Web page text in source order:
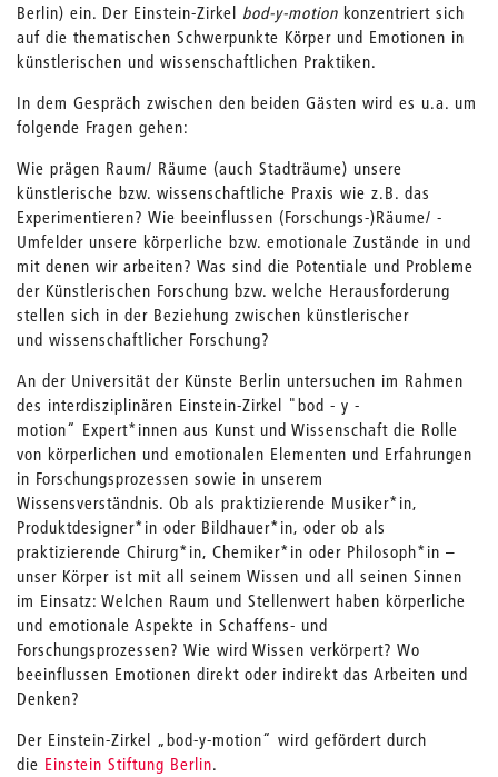
Berlin) ein. Der Einstein-Zirkel bod-y-motion konzentriert sich
auf die thematischen Schwerpunkte Körper und Emotionen in
künstlerischen und wissenschaftlichen Praktiken.
In dem Gespräch zwischen den beiden Gästen wird es u.a. um
folgende Fragen gehen:
Wie prägen Raum/ Räume (auch Stadträume) unsere
künstlerische bzw. wissenschaftliche Praxis wie z.B. das
Experimentieren? Wie beeinflussen (Forschungs-)Räume/ -
Umfelder unsere körperliche bzw. emotionale Zustände in und
mit denen wir arbeiten? Was sind die Potentiale und Probleme
der Künstlerischen Forschung bzw. welche Herausforderung
stellen sich in der Beziehung zwischen künstlerischer
und wissenschaftlicher Forschung?
An der Universität der Künste Berlin untersuchen im Rahmen
des interdisziplinären Einstein-Zirkel "bod - y -
motion“ Expert*innen aus Kunst und Wissenschaft die Rolle
von körperlichen und emotionalen Elementen und Erfahrungen
in Forschungsprozessen sowie in unserem
Wissensverständnis. Ob als praktizierende Musiker*in,
Produktdesigner*in oder Bildhauer*in, oder ob als
praktizierende Chirurg*in, Chemiker*in oder Philosoph*in –
unser Körper ist mit all seinem Wissen und all seinen Sinnen
im Einsatz: Welchen Raum und Stellenwert haben körperliche
und emotionale Aspekte in Schaffens- und
Forschungsprozessen? Wie wird Wissen verkörpert? Wo
beeinflussen Emotionen direkt oder indirekt das Arbeiten und
Denken?
Der Einstein-Zirkel „bod-y-motion“ wird gefördert durch
die Einstein Stiftung Berlin.